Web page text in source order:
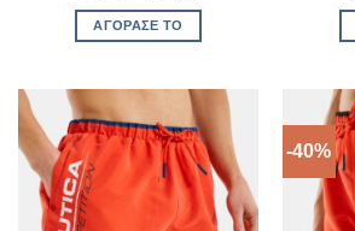
was:
€25,00.
ΑΓΌΡΑΣΈ ΤΟ
-40%